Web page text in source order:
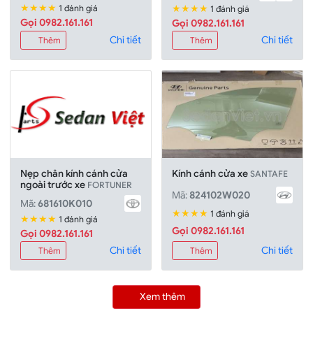
★★★★ 1 đánh giá
Gọi 0982.161.161
Thêm Chi tiết
★★★★ 1 đánh giá
Gọi 0982.161.161
Thêm Chi tiết
Nẹp chân kính cánh cửa
ngoài trước xe FORTUNER
Mã:681610K010
★★★★ 1 đánh giá
Gọi 0982.161.161
Thêm Chi tiết
Kính cánh cửa xeSANTAFE
Mã:824102W020
★★★★ 1 đánh giá
Gọi 0982.161.161
Thêm Chi tiết
Xem thêm